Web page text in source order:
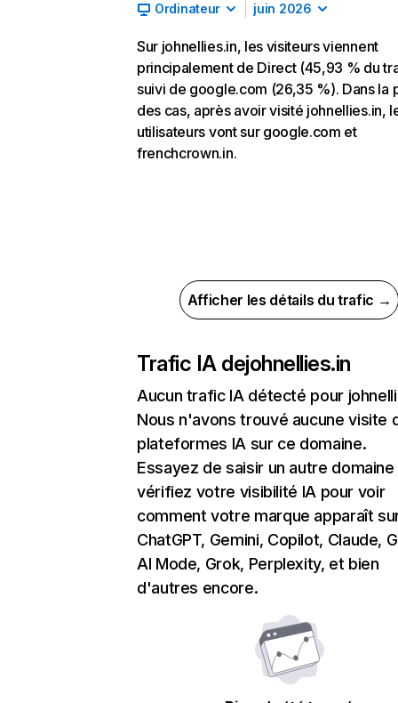
Ordinateur juin 2026
Sur johnellies.in, les visiteurs viennent
principalement de Direct (45,93 % du
suivi de google.com (26,35 %). Dans la
des cas, après avoir visité johnellies.in,
utilisateurs vont sur google.com et
frenchcrown.in.
Afficher les détails du trafic →
Trafic IA dejohnellies.in
Aucun trafic IA détecté pour
Nous n'avons trouvé aucune visite
plateformes IA sur ce domaine.
Essayez de saisir un autre domaine
vérifiez votre visibilité IA pour voir
comment votre marque apparaît
ChatGPT, Gemini, Copilot, Claude,
AI Mode, Grok, Perplexity, et bien
d'autres encore.